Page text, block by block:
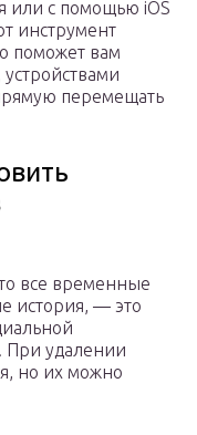
или с помощью iOS
инструмент
поможет вам
перемещать
все временные
история, — это
При удалении
но их можно